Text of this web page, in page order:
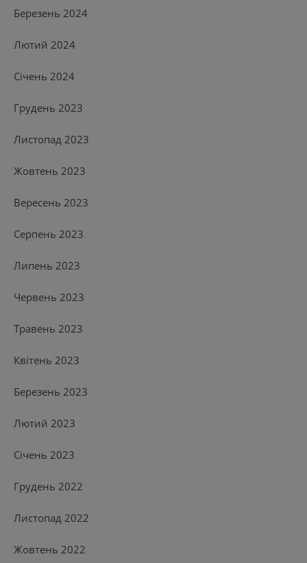
Березень 2024
Лютий 2024
Січень 2024
Грудень 2023
Листопад 2023
Жовтень 2023
Вересень 2023
Серпень 2023
Липень 2023
Червень 2023
Травень 2023
Квітень 2023
Березень 2023
Лютий 2023
Січень 2023
Грудень 2022
Листопад 2022
Жовтень 2022